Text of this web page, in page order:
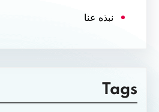
نبذه عنا
Tags